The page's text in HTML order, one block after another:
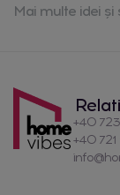
Mai multe idei și
+40
+40 721